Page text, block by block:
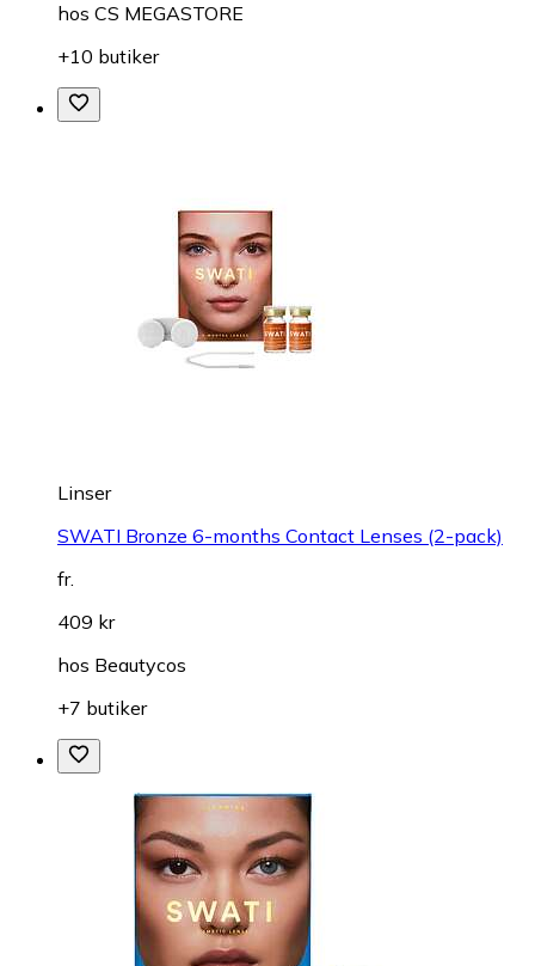
hos CS MEGASTORE
+10 butiker
Linser
SWATI Bronze 6-months Contact Lenses (2-pack)
fr.
409 kr
hos Beautycos
+7 butiker